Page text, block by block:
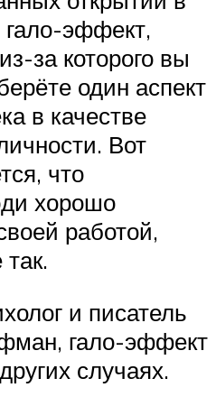
гало-эффект,
за которого вы
один аспект
в качестве
Вот
что
хорошо
работой,
и писатель
гало-эффект
случаях.